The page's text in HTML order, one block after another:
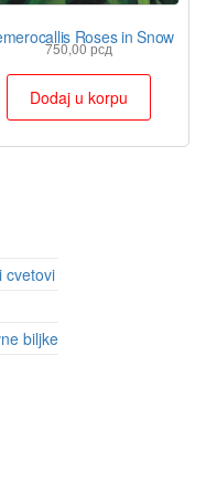
Roses in Snow
750,00рсд
Dodaj u korpu
cvetovi
biljke